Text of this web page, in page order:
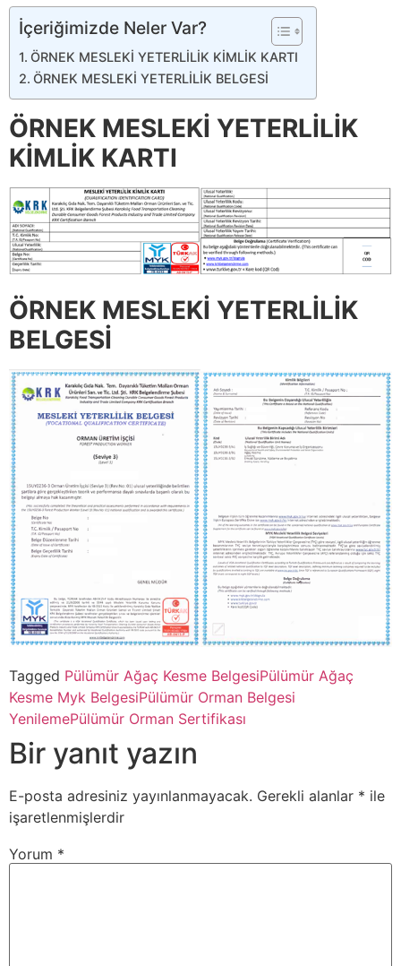
İçeriğimizde Neler Var?
ÖRNEK MESLEKİ YETERLİLİK KİMLİK KARTI
ÖRNEK MESLEKİ YETERLİLİK BELGESİ
ÖRNEK MESLEKİ YETERLİLİK
KİMLİK KARTI
ÖRNEK MESLEKİ YETERLİLİK
BELGESİ
Tagged Pülümür Ağaç Kesme BelgesiPülümür Ağaç
Kesme Myk BelgesiPülümür Orman Belgesi
YenilemePülümür Orman Sertifikası
Bir yanıt yazın
E-posta adresiniz yayınlanmayacak. Gerekli alanlar * ile
işaretlenmişlerdir
Yorum *